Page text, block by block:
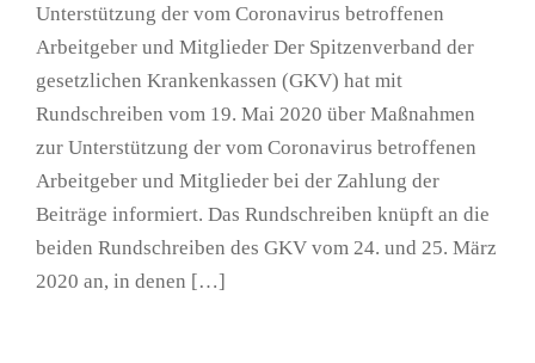
Unterstützung der vom Coronavirus betroffenen
Arbeitgeber und Mitglieder Der Spitzenverband der
gesetzlichen Krankenkassen (GKV) hat mit
Rundschreiben vom 19. Mai 2020 über Maßnahmen
zur Unterstützung der vom Coronavirus betroffenen
Arbeitgeber und Mitglieder bei der Zahlung der
Beiträge informiert. Das Rundschreiben knüpft an die
beiden Rundschreiben des GKV vom 24. und 25. März
2020 an, in denen […]